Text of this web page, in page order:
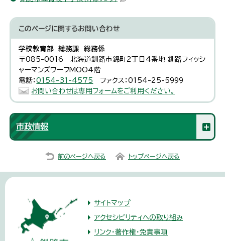
このページに関するお問い合わせ
学校教育部 総務課 総務係
〒085-0016 北海道釧路市錦町2丁目4番地 釧路フィッシ
ャーマンズワーフMOO4階
電話：0154-31-4575
ファクス：0154-25-5999
お問い合わせは専用フォームをご利用ください。
市政情報
前のページへ戻る トップページへ戻る
サイトマップ
アクセシビリティへの取り組み
リンク・著作権・免責事項